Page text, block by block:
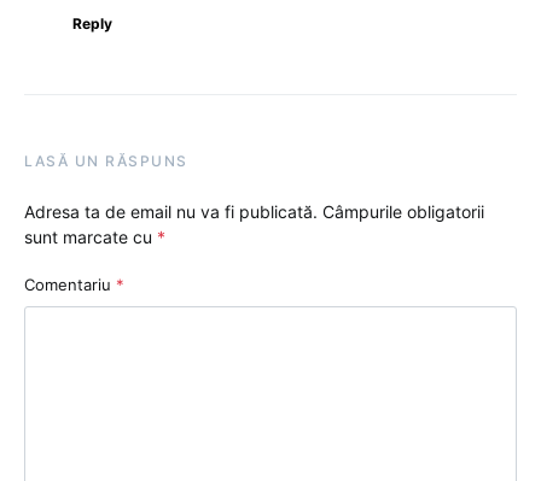
Reply
LASĂ UN RĂSPUNS
Adresa ta de email nu va fi publicată. Câmpurile obligatorii
sunt marcate cu *
Comentariu *